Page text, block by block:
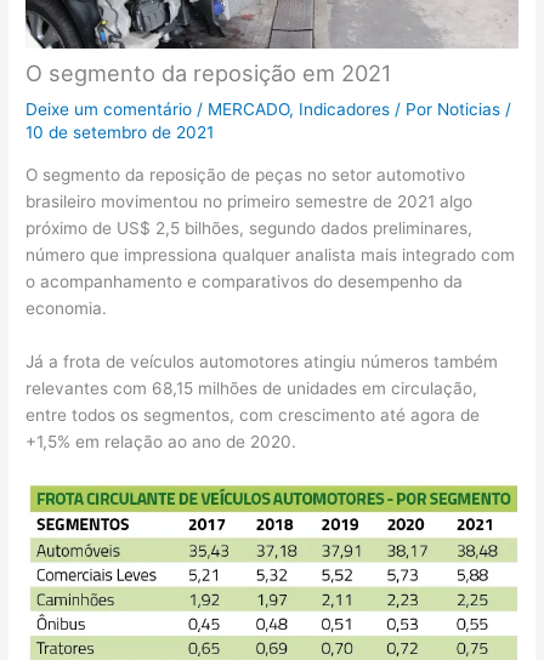
O segmento da reposição em 2021
Deixe um comentário / MERCADO, Indicadores / Por Noticias /
10 de setembro de 2021
O segmento da reposição de peças no setor automotivo
brasileiro movimentou no primeiro semestre de 2021 algo
próximo de US$ 2,5 bilhões, segundo dados preliminares,
número que impressiona qualquer analista mais integrado com
o acompanhamento e comparativos do desempenho da
economia.
Já a frota de veículos automotores atingiu números também
relevantes com 68,15 milhões de unidades em circulação,
entre todos os segmentos, com crescimento até agora de
+1,5% em relação ao ano de 2020.